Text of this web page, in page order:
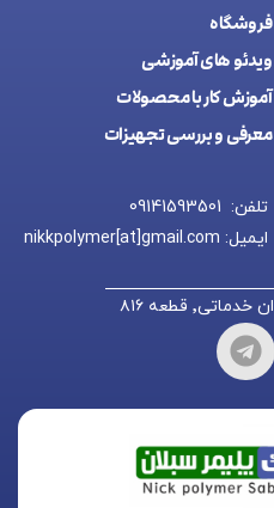
فروشگاه
ويدئو های آموزشی
آموزش کار با محصولات
معرفی و بررسی تجهیزات
تلفن: 09141593501
ایمیل: nikkpolymer[at]gmail.com